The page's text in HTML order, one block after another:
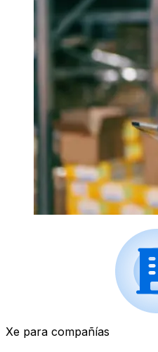
Xe para compañías